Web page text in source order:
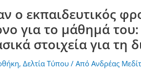
ο εκπαιδευτικός
για το μάθημά
στοιχεία για τη
, Δελτία Τύπου / Από Ανδρέας